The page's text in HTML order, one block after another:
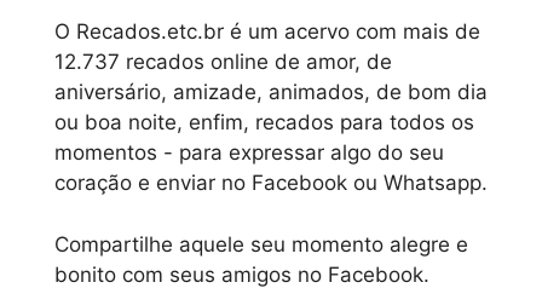
O Recados.etc.br é um acervo com mais de
12.737 recados online de amor, de
aniversário, amizade, animados, de bom dia
ou boa noite, enfim, recados para todos os
momentos - para expressar algo do seu
coração e enviar no Facebook ou Whatsapp.
Compartilhe aquele seu momento alegre e
bonito com seus amigos no Facebook.